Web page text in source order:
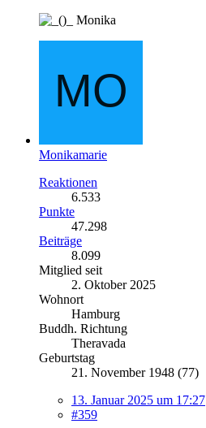
Monika
Monikamarie
Reaktionen
6.533
Punkte
47.298
Beiträge
8.099
Mitglied seit
2. Oktober 2025
Wohnort
Hamburg
Buddh. Richtung
Theravada
Geburtstag
21. November 1948 (77)
13. Januar 2025 um 17:27
#359